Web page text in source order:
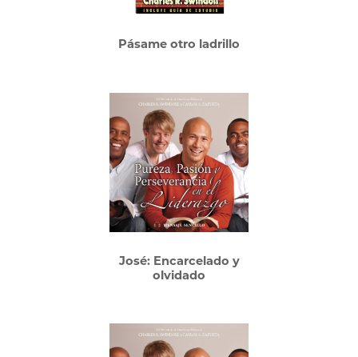
Pásame otro ladrillo
José: Encarcelado y
olvidado